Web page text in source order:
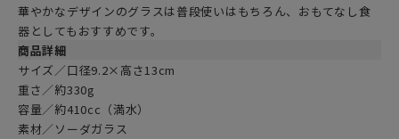
華やかなデザインのグラスは普段使いはもちろん、おもてなし食
器としてもおすすめです。
商品詳細
サイズ／口径9.2×高さ13cm
重さ／約330g
容量／約410cc（満水）
素材／ソーダガラス